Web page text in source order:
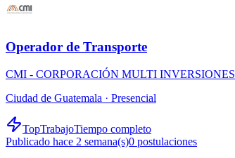
Operador de Transporte
CMI - CORPORACIÓN MULTI INVERSIONES
Ciudad de Guatemala · Presencial
TopTrabajoTiempo completo
Publicado hace 2 semana(s)0 postulaciones